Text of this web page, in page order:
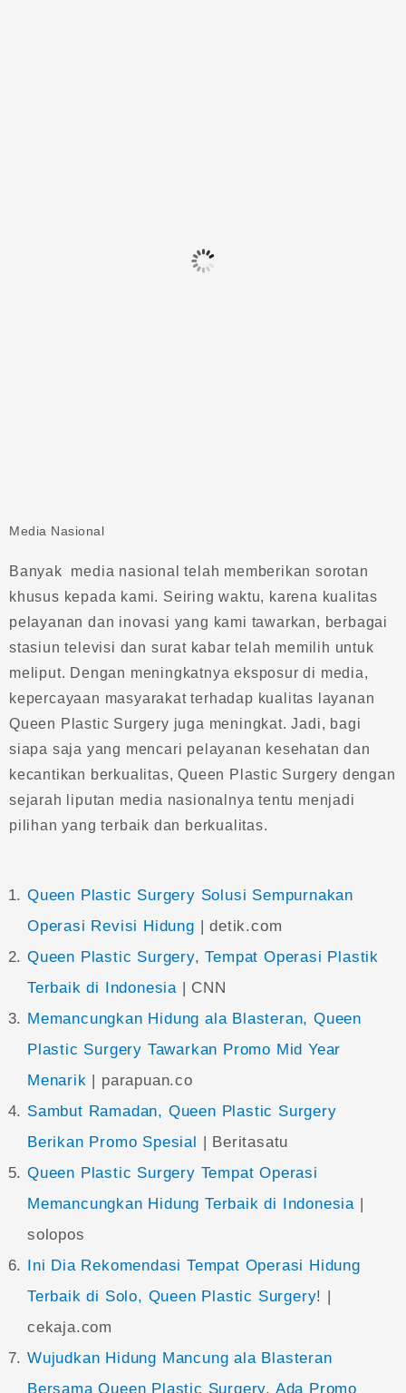
Media Nasional
Banyak media nasional telah memberikan sorotan
khusus kepada kami. Seiring waktu, karena kualitas
pelayanan dan inovasi yang kami tawarkan, berbagai
stasiun televisi dan surat kabar telah memilih untuk
meliput. Dengan meningkatnya eksposur di media,
kepercayaan masyarakat terhadap kualitas layanan
Queen Plastic Surgery juga meningkat. Jadi, bagi
siapa saja yang mencari pelayanan kesehatan dan
kecantikan berkualitas, Queen Plastic Surgery dengan
sejarah liputan media nasionalnya tentu menjadi
pilihan yang terbaik dan berkualitas.
Queen Plastic Surgery Solusi Sempurnakan
Operasi Revisi Hidung | detik.com
Queen Plastic Surgery, Tempat Operasi Plastik
Terbaik di Indonesia | CNN
Memancungkan Hidung ala Blasteran, Queen
Plastic Surgery Tawarkan Promo Mid Year
Menarik | parapuan.co
Sambut Ramadan, Queen Plastic Surgery
Berikan Promo Spesial | Beritasatu
Queen Plastic Surgery Tempat Operasi
Memancungkan Hidung Terbaik di Indonesia |
solopos
Ini Dia Rekomendasi Tempat Operasi Hidung
Terbaik di Solo, Queen Plastic Surgery! |
cekaja.com
Wujudkan Hidung Mancung ala Blasteran
Bersama Queen Plastic Surgery, Ada Promo